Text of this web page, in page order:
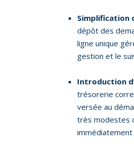
Simplification
dépôt des
ligne unique
gestion et le
Introduction
trésorerie
versée au
très modestes